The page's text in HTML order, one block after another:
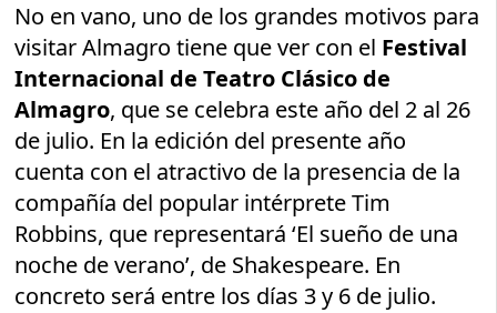
No en vano, uno de los grandes motivos para
visitar Almagro tiene que ver con el Festival
Internacional de Teatro Clásico de
Almagro, que se celebra este año del 2 al 26
de julio. En la edición del presente año
cuenta con el atractivo de la presencia de la
compañía del popular intérprete Tim
Robbins, que representará ‘El sueño de una
noche de verano’, de Shakespeare. En
concreto será entre los días 3 y 6 de julio.